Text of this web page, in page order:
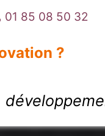
01 85 08 50 32
?